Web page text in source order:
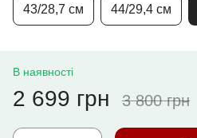
43/28,7 см 44/29,4 см
В наявності
2 699 грн 3 800 грн